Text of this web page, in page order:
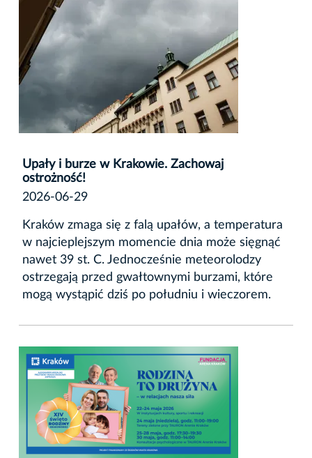
Upały i burze w Krakowie. Zachowaj
ostrożność!
2026-06-29
Kraków zmaga się z falą upałów, a temperatura
w najcieplejszym momencie dnia może sięgnąć
nawet 39 st. C. Jednocześnie meteorolodzy
ostrzegają przed gwałtownymi burzami, które
mogą wystąpić dziś po południu i wieczorem.